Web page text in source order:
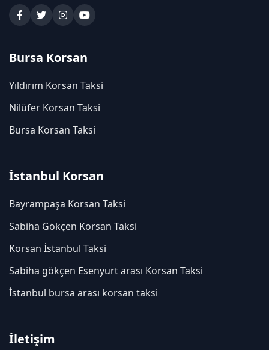
Bursa Korsan
Yıldırım Korsan Taksi
Nilüfer Korsan Taksi
Bursa Korsan Taksi
İstanbul Korsan
Bayrampaşa Korsan Taksi
Sabiha Gökçen Korsan Taksi
Korsan İstanbul Taksi
Sabiha gökçen Esenyurt arası Korsan Taksi
İstanbul bursa arası korsan taksi
İletişim